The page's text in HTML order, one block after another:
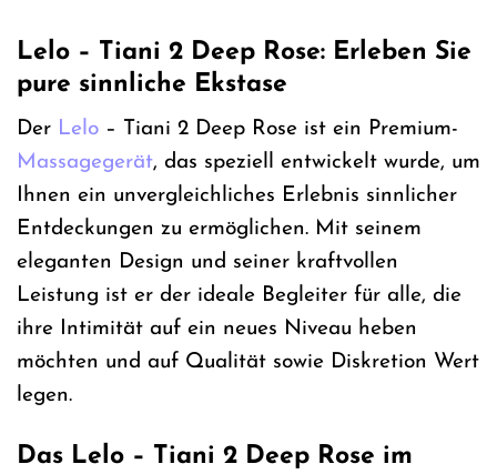
Lelo – Tiani 2 Deep Rose: Erleben Sie
pure sinnliche Ekstase
Der Lelo – Tiani 2 Deep Rose ist ein Premium-
Massagegerät, das speziell entwickelt wurde, um
Ihnen ein unvergleichliches Erlebnis sinnlicher
Entdeckungen zu ermöglichen. Mit seinem
eleganten Design und seiner kraftvollen
Leistung ist er der ideale Begleiter für alle, die
ihre Intimität auf ein neues Niveau heben
möchten und auf Qualität sowie Diskretion Wert
legen.
Das Lelo – Tiani 2 Deep Rose im